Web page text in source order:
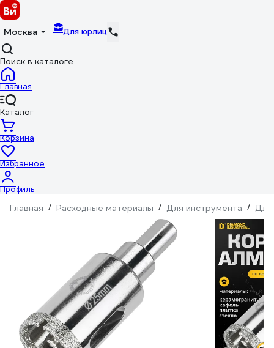
Москва Для юрлиц
Поиск в каталоге
Главная
Каталог
Корзина
Избранное
Профиль
Главная / Расходные материалы / Для инструмента / Для